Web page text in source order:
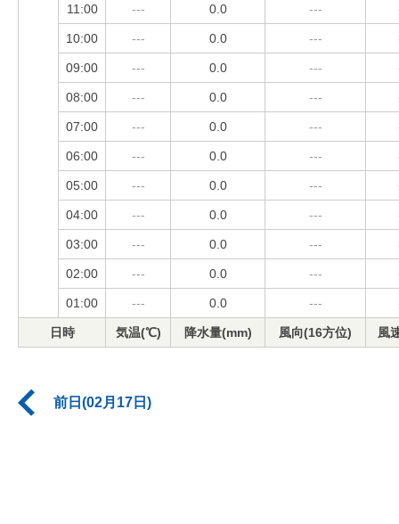
11:00 --- 0.0 ---
10:00 --- 0.0 ---
09:00 --- 0.0 ---
08:00 --- 0.0 ---
07:00 --- 0.0 ---
06:00 --- 0.0 ---
05:00 --- 0.0 ---
04:00 --- 0.0 ---
03:00 --- 0.0 ---
02:00 --- 0.0 ---
01:00 --- 0.0 ---
日時 気温(℃) 降水量(mm) 風向(16方位) 風
前日(02月17日)